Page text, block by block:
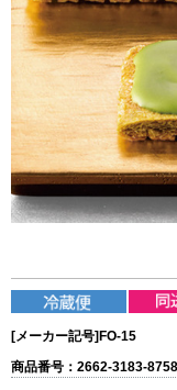
[メーカー記号] FO-15
商品番号：2662-3183-8758